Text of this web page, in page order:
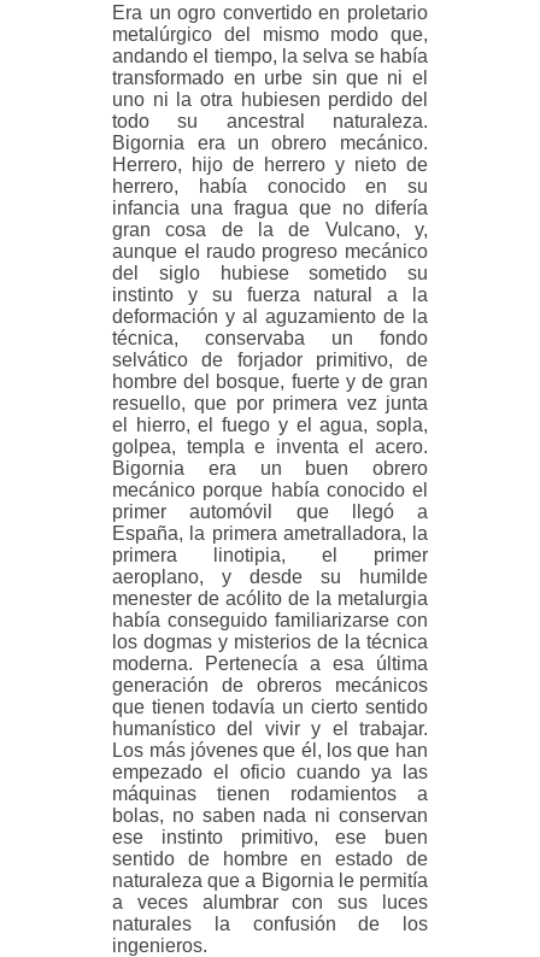
Era un ogro convertido en proletario
metalúrgico del mismo modo que,
andando el tiempo, la selva se había
transformado en urbe sin que ni el
uno ni la otra hubiesen perdido del
todo su ancestral naturaleza.
Bigornia era un obrero mecánico.
Herrero, hijo de herrero y nieto de
herrero, había conocido en su
infancia una fragua que no difería
gran cosa de la de Vulcano, y,
aunque el raudo progreso mecánico
del siglo hubiese sometido su
instinto y su fuerza natural a la
deformación y al aguzamiento de la
técnica, conservaba un fondo
selvático de forjador primitivo, de
hombre del bosque, fuerte y de gran
resuello, que por primera vez junta
el hierro, el fuego y el agua, sopla,
golpea, templa e inventa el acero.
Bigornia era un buen obrero
mecánico porque había conocido el
primer automóvil que llegó a
España, la primera ametralladora, la
primera linotipia, el primer
aeroplano, y desde su humilde
menester de acólito de la metalurgia
había conseguido familiarizarse con
los dogmas y misterios de la técnica
moderna. Pertenecía a esa última
generación de obreros mecánicos
que tienen todavía un cierto sentido
humanístico del vivir y el trabajar.
Los más jóvenes que él, los que han
empezado el oficio cuando ya las
máquinas tienen rodamientos a
bolas, no saben nada ni conservan
ese instinto primitivo, ese buen
sentido de hombre en estado de
naturaleza que a Bigornia le permitía
a veces alumbrar con sus luces
naturales la confusión de los
ingenieros.